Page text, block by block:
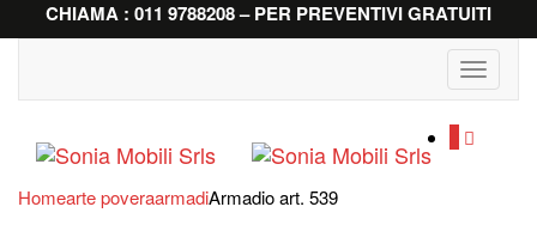
CHIAMA : 011 9788208 – PER PREVENTIVI GRATUITI
Toggle
Homearte poveraarmadiArmadio art. 539